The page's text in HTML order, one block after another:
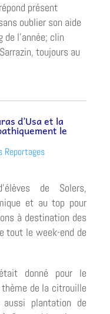
présent
oublier son aide
l’année; clin
toujours au
d’Usa et la
le
Reportages
de Solers,
et au top pour
à destination des
tout le week-end de
donné pour le
thème de la citrouille
plantation de